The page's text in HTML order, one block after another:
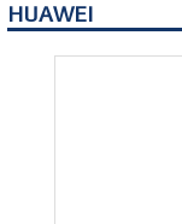
HUAWEI